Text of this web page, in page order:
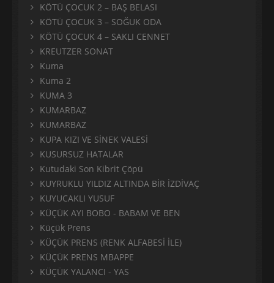
KÖTÜ ÇOCUK 2 – BAŞ BELASI
KÖTÜ ÇOCUK 3 – SOĞUK ODA
KÖTÜ ÇOCUK 4 – SAKLI CENNET
KREUTZER SONAT
Kuma
Kuma 2
KUMA 3
KUMARBAZ
KUMARBAZ
KUPA KIZI VE SİNEK VALESİ
KUSURSUZ HATALAR
Kutudaki Son Kibrit Çöpü
KUYRUKLU YILDIZ ALTINDA BİR İZDİVAÇ
KUYUCAKLI YUSUF
KÜÇÜK AYI BOBO - BABAM VE BEN
Küçük Prens
KÜÇÜK PRENS (RENK ALFABESİ İLE)
KÜÇÜK PRENS MBAPPE
KÜÇÜK YALANCI - YAS